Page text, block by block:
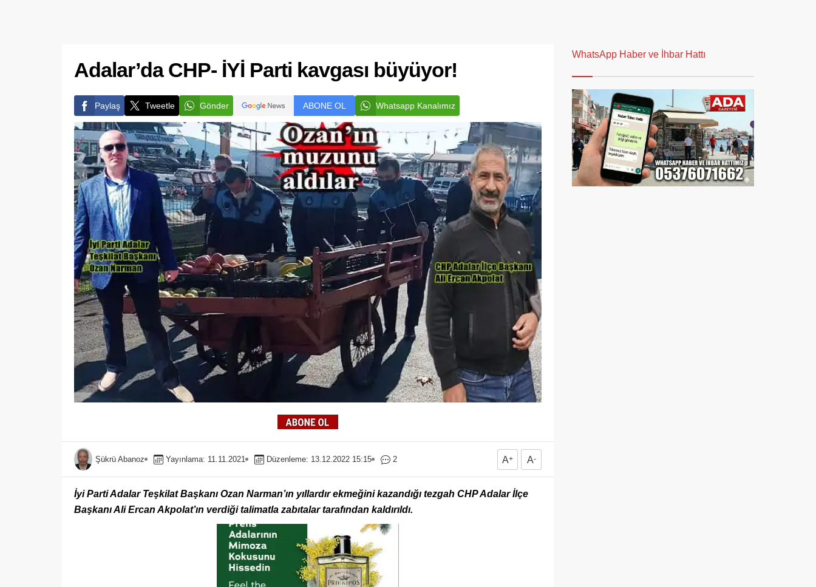
Adalar’da CHP- İYİ Parti kavgası büyüyor!
Paylaş Tweetle Gönder ABONE OL Whatsapp Kanalımız
Şükrü Abanoz Yayınlama: 11.11.2021 Düzenleme: 13.12.2022 15:15 2 A+ A-
İyi Parti Adalar Teşkilat Başkanı Ozan Narman’ın yıllardır ekmeğini kazandığı tezgah CHP Adalar İlçe
Başkanı Ali Ercan Akpolat’ın verdiği talimatla zabıtalar tarafından kaldırıldı.
WhatsApp Haber ve İhbar Hattı